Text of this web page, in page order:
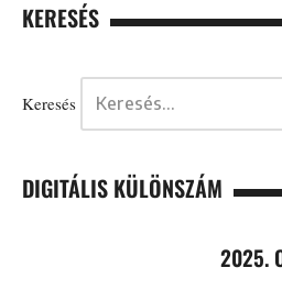
KERESÉS
Keresés
DIGITÁLIS KÜLÖNSZÁM
2025.